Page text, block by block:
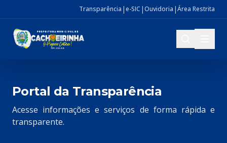
Transparência |e-SIC |Ouvidoria |Área Restrita
Portal da Transparência
Acesse informações e serviços de forma rápida e
transparente.